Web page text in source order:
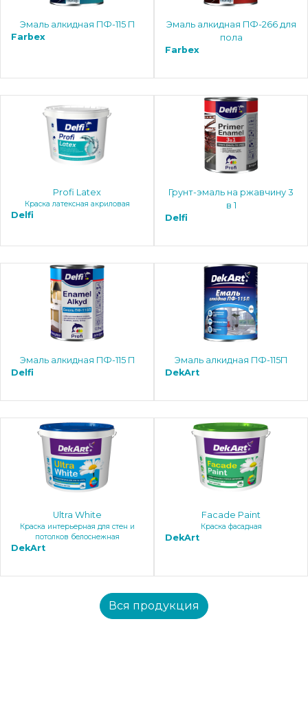
Эмаль алкидная ПФ-115 П
Farbex
Эмаль алкидная ПФ-266 для
пола
Farbex
Profi Latex
Краска латексная акриловая
Delfi
Грунт-эмаль на ржавчину 3
в 1
Delfi
Эмаль алкидная ПФ-115 П
Delfi
Эмаль алкидная ПФ-115П
DekArt
Ultra White
Краска интерьерная для стен и
потолков белоснежная
DekArt
Faсade Paint
Краска фасадная
DekArt
Вся продукция